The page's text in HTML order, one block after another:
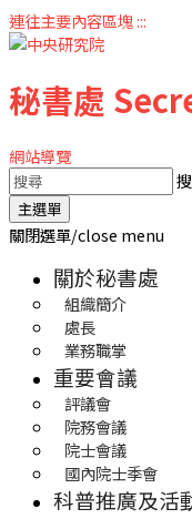
連往主要內容區塊:::
秘書處
網站導覽
主選單
關閉選單/close menu
關於秘書處
組織簡介
處長
業務職掌
重要會議
評議會
院務會議
院士會議
國內院士季會
科普推廣及活